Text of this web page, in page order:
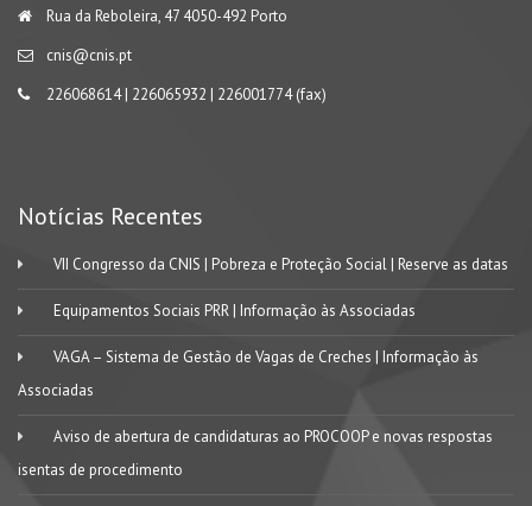
Rua da Reboleira, 47 4050-492 Porto
cnis@cnis.pt
226068614 | 226065932 | 226001774 (fax)
Notícias Recentes
VII Congresso da CNIS | Pobreza e Proteção Social | Reserve as datas
Equipamentos Sociais PRR | Informação às Associadas
VAGA – Sistema de Gestão de Vagas de Creches | Informação às
Associadas
Aviso de abertura de candidaturas ao PROCOOP e novas respostas
isentas de procedimento